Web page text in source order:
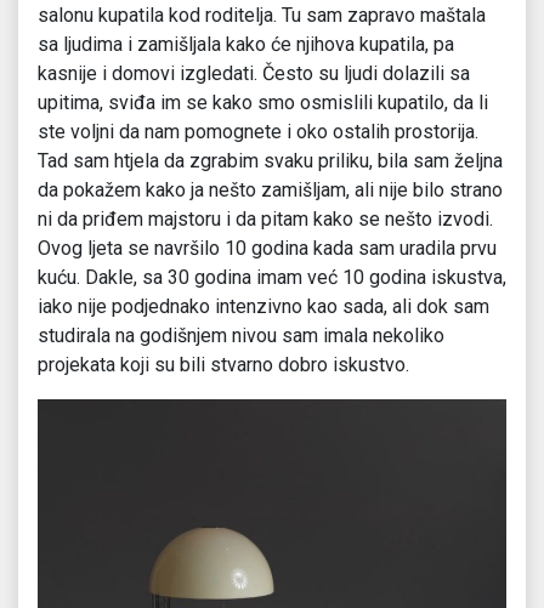
salonu kupatila kod roditelja. Tu sam zapravo maštala
sa ljudima i zamišljala kako će njihova kupatila, pa
kasnije i domovi izgledati. Često su ljudi dolazili sa
upitima, sviđa im se kako smo osmislili kupatilo, da li
ste voljni da nam pomognete i oko ostalih prostorija.
Tad sam htjela da zgrabim svaku priliku, bila sam željna
da pokažem kako ja nešto zamišljam, ali nije bilo strano
ni da priđem majstoru i da pitam kako se nešto izvodi.
Ovog ljeta se navršilo 10 godina kada sam uradila prvu
kuću. Dakle, sa 30 godina imam već 10 godina iskustva,
iako nije podjednako intenzivno kao sada, ali dok sam
studirala na godišnjem nivou sam imala nekoliko
projekata koji su bili stvarno dobro iskustvo.